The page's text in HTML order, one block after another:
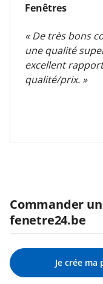
Fenêtres
« De très bons
une qualité
excellent rapport
qualité/prix. »
Commander
fenetre24.be
Je crée